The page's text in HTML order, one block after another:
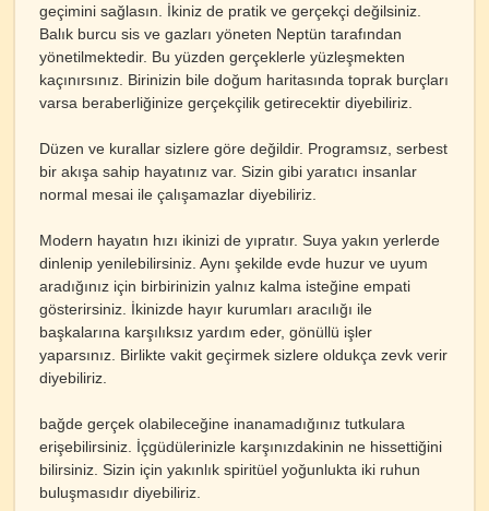
geçimini sağlasın. İkiniz de pratik ve gerçekçi değilsiniz.
Balık burcu sis ve gazları yöneten Neptün tarafından
yönetilmektedir. Bu yüzden gerçeklerle yüzleşmekten
kaçınırsınız. Birinizin bile doğum haritasında toprak burçları
varsa beraberliğinize gerçekçilik getirecektir diyebiliriz.
Düzen ve kurallar sizlere göre değildir. Programsız, serbest
bir akışa sahip hayatınız var. Sizin gibi yaratıcı insanlar
normal mesai ile çalışamazlar diyebiliriz.
Modern hayatın hızı ikinizi de yıpratır. Suya yakın yerlerde
dinlenip yenilebilirsiniz. Aynı şekilde evde huzur ve uyum
aradığınız için birbirinizin yalnız kalma isteğine empati
gösterirsiniz. İkinizde hayır kurumları aracılığı ile
başkalarına karşılıksız yardım eder, gönüllü işler
yaparsınız. Birlikte vakit geçirmek sizlere oldukça zevk verir
diyebiliriz.
bağde gerçek olabileceğine inanamadığınız tutkulara
erişebilirsiniz. İçgüdülerinizle karşınızdakinin ne hissettiğini
bilirsiniz. Sizin için yakınlık spiritüel yoğunlukta iki ruhun
buluşmasıdır diyebiliriz.